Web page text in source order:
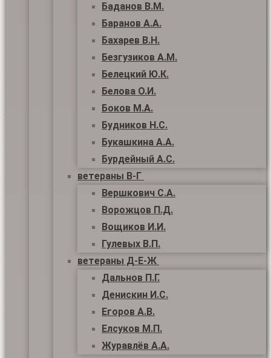
Баданов В.М.
Баранов А.А.
Бахарев В.Н.
Безгузиков А.М.
Белецкий Ю.К.
Белова О.И.
Боков М.А.
Будников Н.С.
Букашкина А.А.
Бурдейный А.С.
ветераны В-Г
Вершкович С.А.
Ворожцов П.Д.
Вощиков И.И.
Гулевых В.П.
ветераны Д-Е-Ж
Дальнов П.Г.
Денискин И.С.
Егоров А.В.
Елсуков М.П.
Журавлёв А.А.